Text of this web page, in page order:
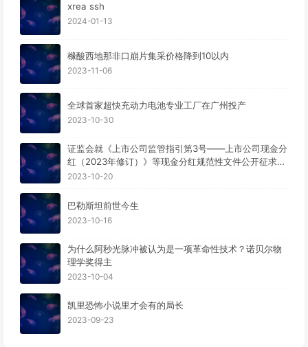
xrea ssh
2024-01-13
橼酸西地那非口崩片集采价格降到10以内
2023-11-06
全球首家超快充动力电池专业工厂在广州投产
2023-10-30
证监会就《上市公司监管指引第3号——上市公司现金分
红（2023年修订）》等现金分红规范性文件公开征求意
见。
2023-10-20
巴勒斯坦前世今生
2023-10-16
为什么阿秒光脉冲被认为是一项革命性技术？诺贝尔物
理学奖得主
2023-10-04
凯里恐怖小说里才会有的局长
2023-09-23